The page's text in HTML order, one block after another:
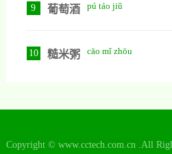
9 葡萄酒 pú táo jiǔ
10 糙米粥 cāo mǐ zhōu
Copyright © www.cctech.com.cn .All